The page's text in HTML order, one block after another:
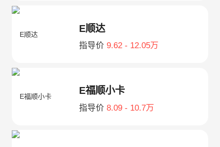
E顺达
指导价 9.62 - 12.05万
E福顺小卡
指导价 8.09 - 10.7万